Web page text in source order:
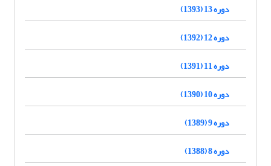
دوره 13 (1393)
دوره 12 (1392)
دوره 11 (1391)
دوره 10 (1390)
دوره 9 (1389)
دوره 8 (1388)